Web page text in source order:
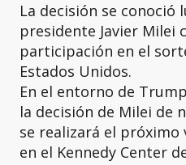
La decisión se conoció
presidente Javier Milei
participación en el
Estados Unidos.
En el entorno de
la decisión de Milei de
se realizará el próximo
en el Kennedy Center